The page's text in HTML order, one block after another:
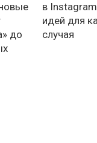
до
в
идей для
случая